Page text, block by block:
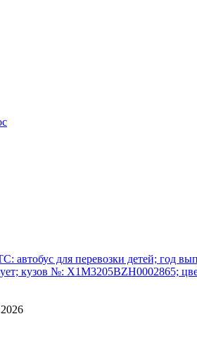
автобус для перевозки детей; год
кузов №: Х1M3205BZH0002865;